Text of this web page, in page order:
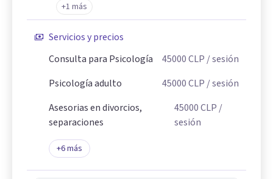
+1 más
Servicios y precios
Consulta para Psicología
45000CLP / sesión
Psicología adulto
45000CLP / sesión
Asesorias en divorcios,
separaciones
45000CLP /
sesión
+6más